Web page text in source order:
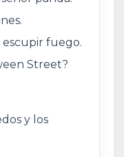
fuego.
Street?
y los